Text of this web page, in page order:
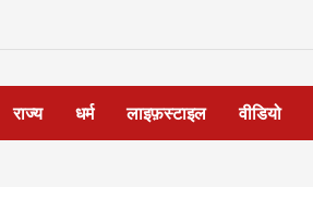
राज्य धर्म लाइफ़स्टाइल वीडियो